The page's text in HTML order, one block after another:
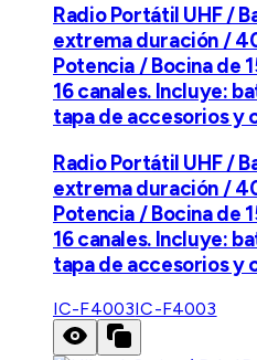
Radio Portátil UHF /
extrema duración /
Potencia / Bocina de
16 canales. Incluye:
tapa de accesorios y
Radio Portátil UHF /
extrema duración /
Potencia / Bocina de
16 canales. Incluye:
tapa de accesorios y
IC-F4003IC-F4003